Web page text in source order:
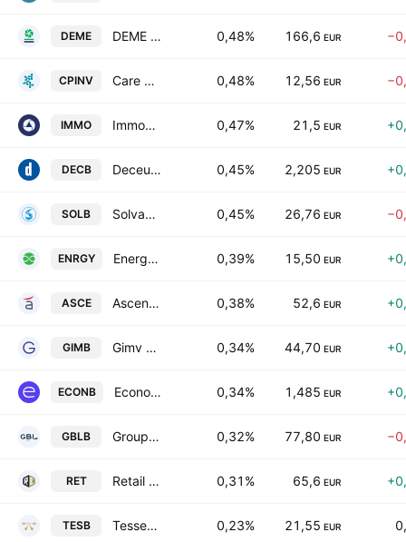
DEME DEME Group NV 0,48% 166,6 EUR
CPINV Care Property Invest SA 0,48% 12,56 EUR
IMMO Immobel SA 0,47% 21,5 EUR
DECB Deceuninck nv 0,45% 2,205 EUR
SOLB Solvay SA 0,45% 26,76 EUR
ENRGY EnergyVision NV 0,39% 15,50 EUR
ASCE Ascencio SA 0,38% 52,6 EUR
GIMB Gimv NV 0,34% 44,70 EUR
ECONB Econocom Group SE Class D 0,34% 1,485 EUR
GBLB Groupe Bruxelles Lambert SA 0,32% 77,80 EUR
RET Retail Estates SA 0,31% 65,6 EUR
TESB Tessenderlo Group N.V. 0,23% 21,55 EUR